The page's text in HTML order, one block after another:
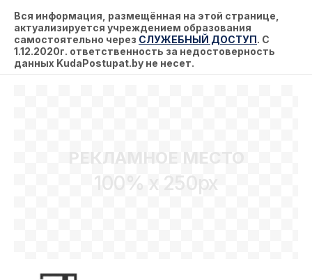
Вся информация, размещённая на этой странице,
актуализируется учреждением образования
самостоятельно через СЛУЖЕБНЫЙ ДОСТУП. С
1.12.2020г. ответственность за недостоверность
данных KudaPostupat.by не несет.
РЕКЛАМНОЕ МЕСТО
100% x 250px